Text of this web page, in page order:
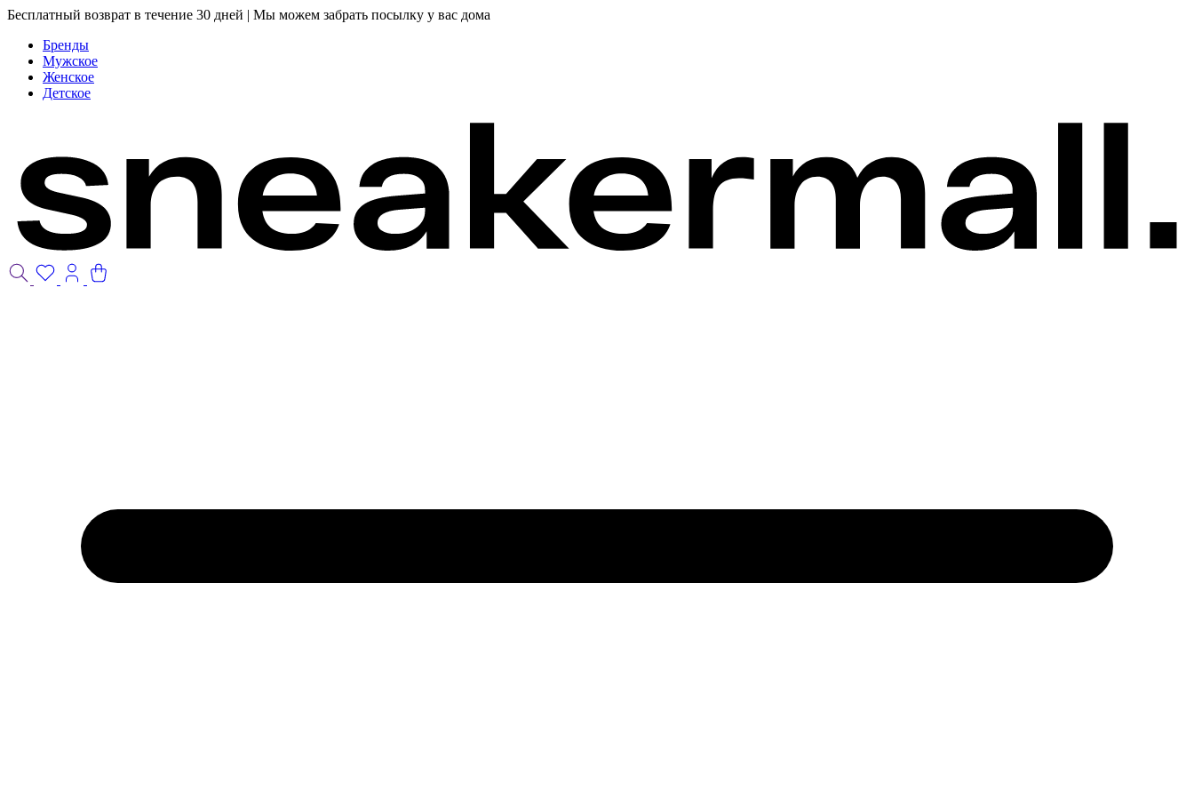
Бесплатный возврат в течение 30 дней | Мы можем забрать посылку у вас дома
Бренды
Мужское
Женское
Детское